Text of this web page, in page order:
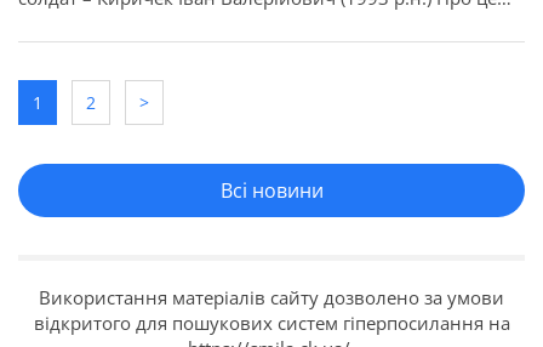
прощання з Героєм відбудеться 14 січня об 11:00 у
Слави (Загреблянське кладовище). […]
1 2 >
Всі новини
Використання матеріалів сайту дозволено за умови
відкритого для пошукових систем гіперпосилання на